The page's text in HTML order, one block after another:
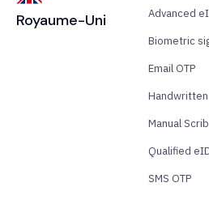
Royaume-Uni
Advanced
Biometric
Email OTP
Manual
Qualified
SMS OTP